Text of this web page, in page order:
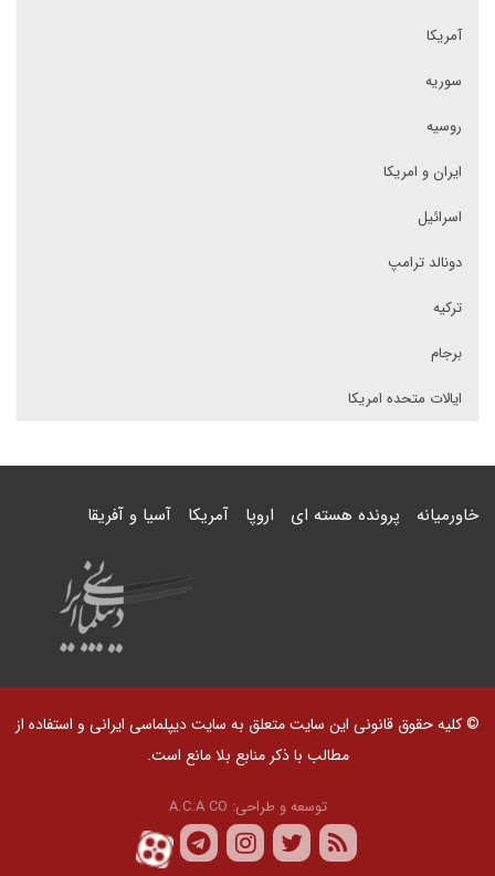
آمریکا
سوریه
روسیه
ایران و امریکا
اسرائیل
دونالد ترامپ
ترکیه
برجام
ایالات متحده امریکا
خاورمیانه پرونده هسته ای اروپا آمریکا آسیا و آفریقا
© کلیه حقوق قانونی این سایت متعلق به سایت دیپلماسی ایرانی و استفاده از
مطالب با ذکر منابع بلا مانع است.
توسعه و طراحی: A.C.A CO